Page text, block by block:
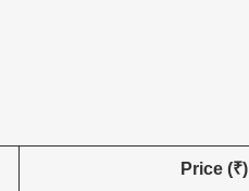
Price (₹)